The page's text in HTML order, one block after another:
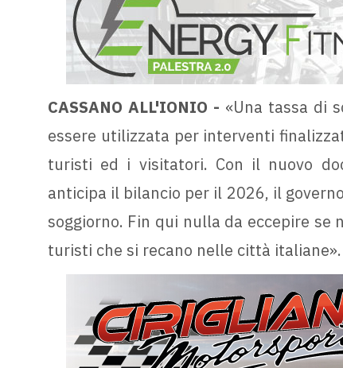
CASSANO ALL'IONIO - «Una tassa di
essere utilizzata per interventi
turisti ed i visitatori. Con il nuovo
anticipa il bilancio per il 2026, il
soggiorno. Fin qui nulla da eccepire se
turisti che si recano nelle città italiane».